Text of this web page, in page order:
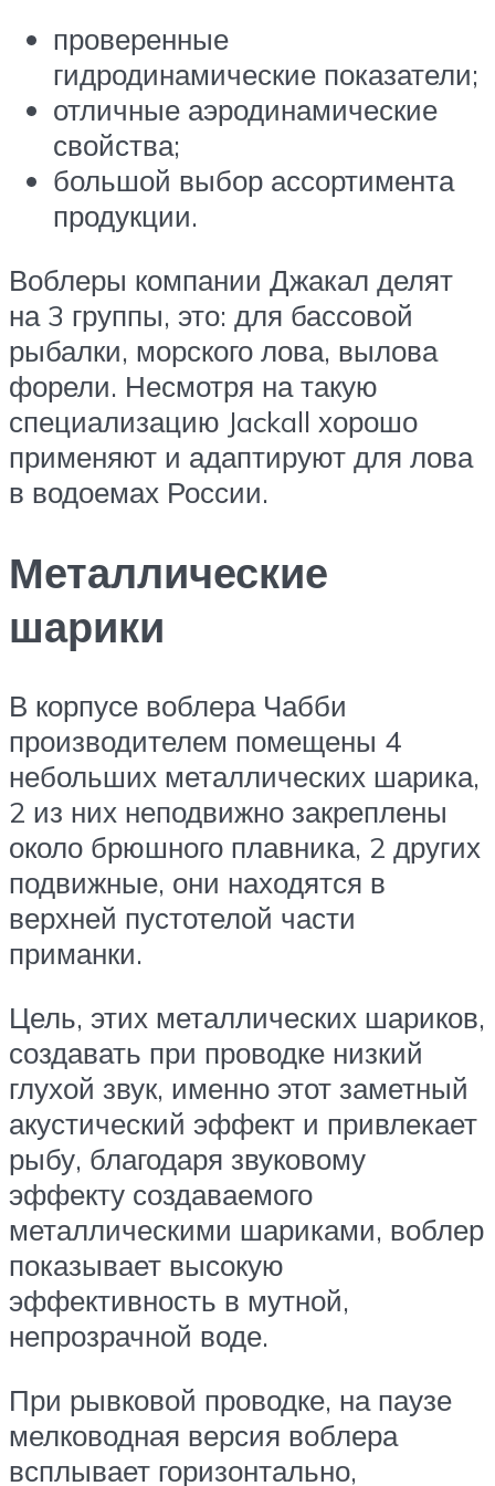
проверенные
гидродинамические показатели;
отличные аэродинамические
свойства;
большой выбор ассортимента
продукции.
Воблеры компании Джакал делят
на 3 группы, это: для бассовой
рыбалки, морского лова, вылова
форели. Несмотря на такую
специализацию Jackall хорошо
применяют и адаптируют для лова
в водоемах России.
Металлические
шарики
В корпусе воблера Чабби
производителем помещены 4
небольших металлических шарика,
2 из них неподвижно закреплены
около брюшного плавника, 2 других
подвижные, они находятся в
верхней пустотелой части
приманки.
Цель, этих металлических шариков,
создавать при проводке низкий
глухой звук, именно этот заметный
акустический эффект и привлекает
рыбу, благодаря звуковому
эффекту создаваемого
металлическими шариками, воблер
показывает высокую
эффективность в мутной,
непрозрачной воде.
При рывковой проводке, на паузе
мелководная версия воблера
всплывает горизонтально,